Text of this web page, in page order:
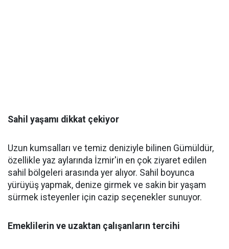
Sahil yaşamı dikkat çekiyor
Uzun kumsalları ve temiz deniziyle bilinen Gümüldür,
özellikle yaz aylarında İzmir'in en çok ziyaret edilen
sahil bölgeleri arasında yer alıyor. Sahil boyunca
yürüyüş yapmak, denize girmek ve sakin bir yaşam
sürmek isteyenler için cazip seçenekler sunuyor.
Emeklilerin ve uzaktan çalışanların tercihi